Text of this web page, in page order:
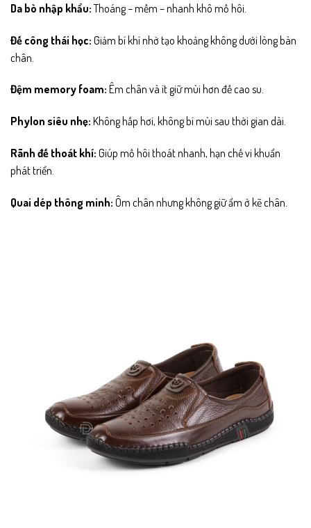
Da bò nhập khẩu:Thoáng – mềm – nhanh khô mồ hôi.
Đế công thái học: Giảm bí khí nhờ tạo khoảng không dưới lòng bàn
chân.
Đệm memory foam: Êm chân và ít giữ mùi hơn đế cao su.
Phylon siêu nhẹ: Không hấp hơi, không bí mùi sau thời gian dài.
Rãnh đế thoát khí: Giúp mồ hôi thoát nhanh, hạn chế vi khuẩn
phát triển.
Quai dép thông minh: Ôm chân nhưng không giữ ẩm ở kẽ chân.